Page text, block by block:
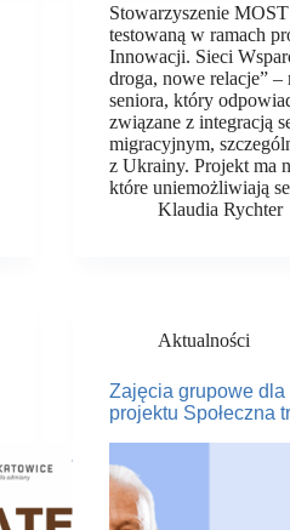
Stowarzyszenie
testowaną w ramach
Innowacji. Sieci
droga, nowe relacje”
seniora, który
związane z integracją
migracyjnym,
z Ukrainy. Projekt ma
które uniemożliwiają
Klaudia Rychter
Aktualności
Zajęcia grupowe
projektu Społeczna